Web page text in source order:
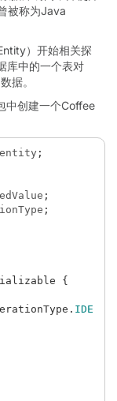
被称为Java
）开始相关探
库中的一个表对
据。
中创建一个Coffee
;
;
;
{
. IDE